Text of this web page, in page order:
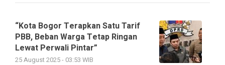
“Kota Bogor Terapkan Satu Tarif
PBB, Beban Warga Tetap Ringan
Lewat Perwali Pintar”
25 August 2025 - 03:53 WIB